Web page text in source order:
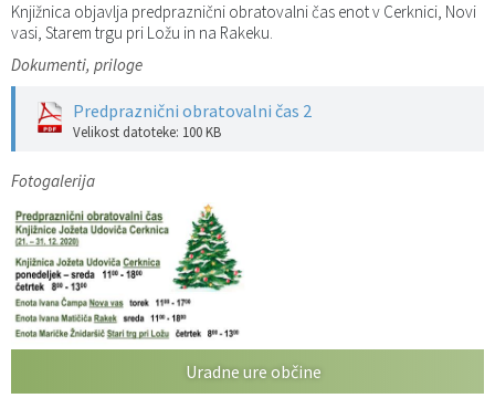
Knjižnica objavlja predpraznični obratovalni čas enot v Cerknici, Novi
vasi, Starem trgu pri Ložu in na Rakeku.
Dokumenti, priloge
Predpraznični obratovalni čas 2
Velikost datoteke: 100 KB
Fotogalerija
Uradne ure občine
Katalog informacij javnega značaja
Predsedniki političnih strank
Služba za okolje in prostor
Služba za civilno zaščito
Služba za družbene dejavnosti
Služba za gospodarstvo, turizem in kmetijstvo
Služba za šport
Služba za krajevne skupnosti
Občinski predpisi
Proračuni občine